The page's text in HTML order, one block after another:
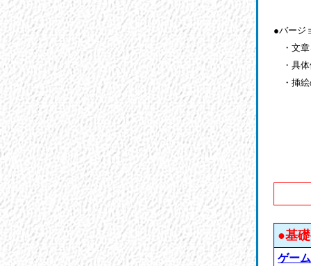
●バージ
・文章
・具体
・挿絵
●基
ゲー